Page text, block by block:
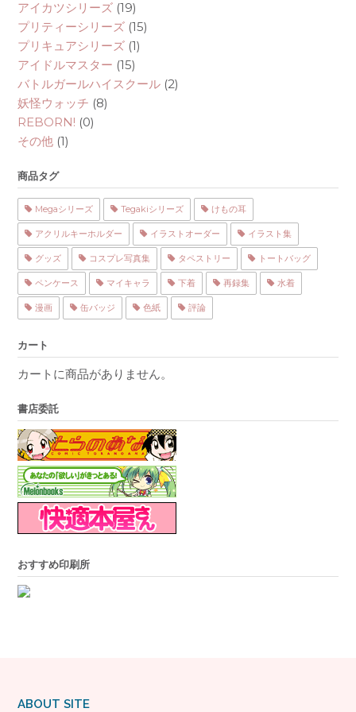
アイカツシリーズ (19)
プリティーシリーズ (15)
プリキュアシリーズ (1)
アイドルマスター (15)
バトルガールハイスクール (2)
妖怪ウォッチ (8)
REBORN! (0)
その他 (1)
商品タグ
Megaシリーズ Tegakiシリーズ けもの耳
アクリルキーホルダー イラストオーダー イラスト集
グッズ コスプレ写真集 タペストリー トートバッグ
ペンケース マイキャラ 下着 再録集 水着
漫画 缶バッジ 色紙 評論
カート
カートに商品がありません。
書店委託
おすすめ印刷所
ABOUT SITE